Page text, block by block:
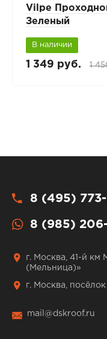
Vilpe
Зеленый
В наличии
1 349 руб. 1
8 (495)
8 (985)
г. Москва, 41-й
(Мельница)»
г. Москва,
mail@dskroof.ru